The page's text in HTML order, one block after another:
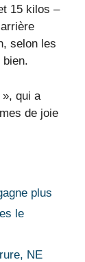
15 kilos –
selon les
bien.
», qui a
de joie
plus
le
NE